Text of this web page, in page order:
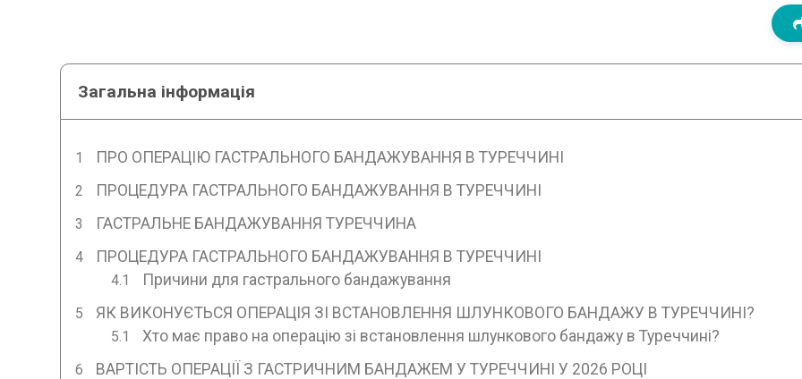
Загальна інформація
ПРО ОПЕРАЦІЮ ГАСТРАЛЬНОГО БАНДАЖУВАННЯ В ТУРЕЧЧИНІ
ПРОЦЕДУРА ГАСТРАЛЬНОГО БАНДАЖУВАННЯ В ТУРЕЧЧИНІ
ГАСТРАЛЬНЕ БАНДАЖУВАННЯ ТУРЕЧЧИНА
ПРОЦЕДУРА ГАСТРАЛЬНОГО БАНДАЖУВАННЯ В ТУРЕЧЧИНІ
Причини для гастрального бандажування
ЯК ВИКОНУЄТЬСЯ ОПЕРАЦІЯ ЗІ ВСТАНОВЛЕННЯ ШЛУНКОВОГО БАНДАЖУ В ТУРЕЧЧИНІ?
Хто має право на операцію зі встановлення шлункового бандажу в Туреччині?
ВАРТІСТЬ ОПЕРАЦІЇ З ГАСТРИЧНИМ БАНДАЖЕМ У ТУРЕЧЧИНІ У 2026 РОЦІ